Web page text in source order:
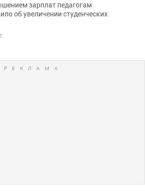
зарплат педагогам
об увеличении студенческих